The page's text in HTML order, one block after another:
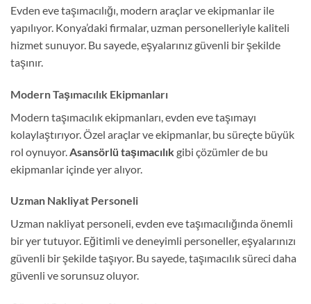
Evden eve taşımacılığı, modern araçlar ve ekipmanlar ile
yapılıyor. Konya’daki firmalar, uzman personelleriyle kaliteli
hizmet sunuyor. Bu sayede, eşyalarınız güvenli bir şekilde
taşınır.
Modern Taşımacılık Ekipmanları
Modern taşımacılık ekipmanları, evden eve taşımayı
kolaylaştırıyor. Özel araçlar ve ekipmanlar, bu süreçte büyük
rol oynuyor. Asansörlü taşımacılıkgibi çözümler de bu
ekipmanlar içinde yer alıyor.
Uzman Nakliyat Personeli
Uzman nakliyat personeli, evden eve taşımacılığında önemli
bir yer tutuyor. Eğitimli ve deneyimli personeller, eşyalarınızı
güvenli bir şekilde taşıyor. Bu sayede, taşımacılık süreci daha
güvenli ve sorunsuz oluyor.